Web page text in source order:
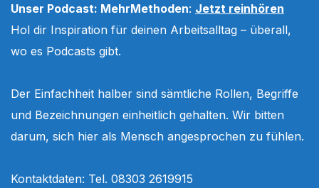
Unser Podcast: MehrMethoden: Jetzt reinhören
Hol dir Inspiration für deinen Arbeitsalltag – überall,
wo es Podcasts gibt.
Der Einfachheit halber sind sämtliche Rollen, Begriffe
und Bezeichnungen einheitlich gehalten. Wir bitten
darum, sich hier als Mensch angesprochen zu fühlen.
Kontaktdaten: Tel. 08303 2619915